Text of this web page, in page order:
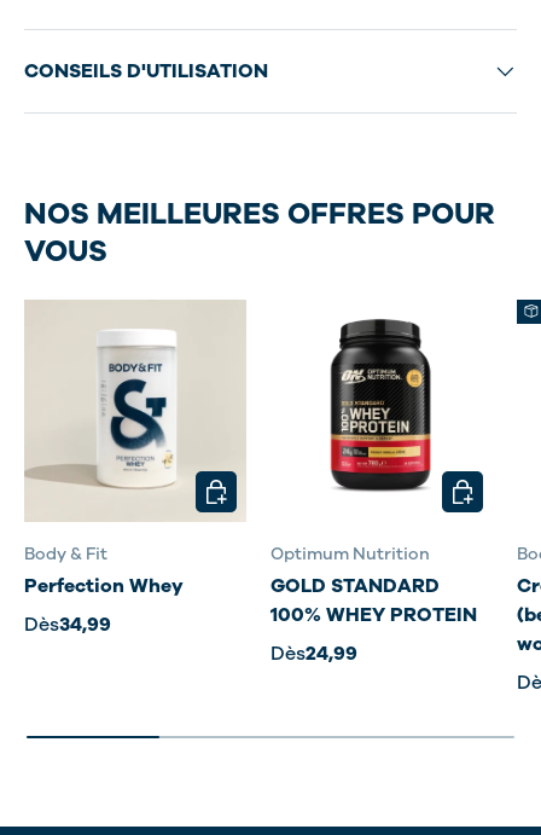
CONSEILS D'UTILISATION
NOS MEILLEURES OFFRES POUR
VOUS
Body & Fit
Perfection Whey
Dès34,99
CHOISIR LES OPTIONS
Optimum Nutrition
GOLD STANDARD
100% WHEY PROTEIN
Dès24,99
CHOISIR